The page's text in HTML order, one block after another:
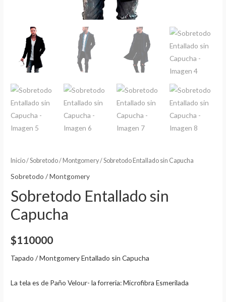
Inicio/Sobretodo / Montgomery/ Sobretodo Entallado sin Capucha
Sobretodo / Montgomery
Sobretodo Entallado sin
Capucha
$110000
Tapado / Montgomery Entallado sin Capucha
La tela es de Paño Velour- la forreria: Microfibra Esmerilada